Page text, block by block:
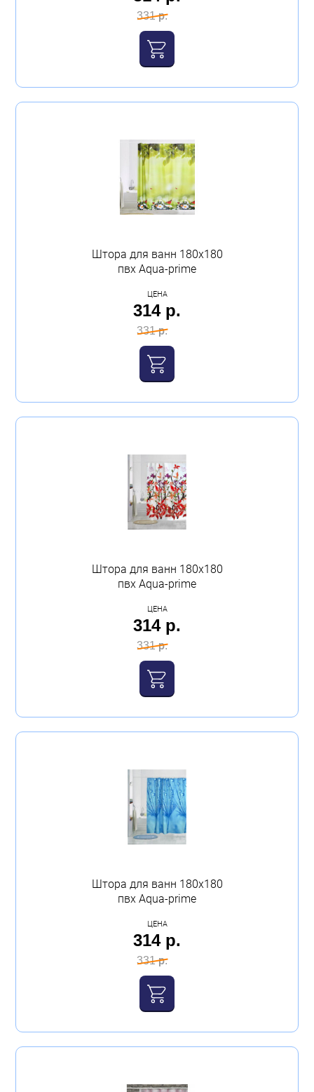
331 р.
Штора для ванн 180х180
пвх Аqua-prime
ЦЕНА
314 р.
331 р.
Штора для ванн 180х180
пвх Аqua-prime
ЦЕНА
314 р.
331 р.
Штора для ванн 180х180
пвх Аqua-prime
ЦЕНА
314 р.
331 р.